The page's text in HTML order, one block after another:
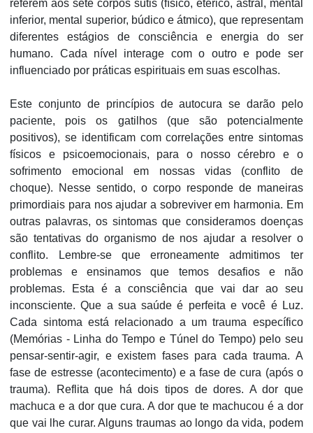
referem aos sete corpos sutis (físico, etérico, astral, mental
inferior, mental superior, búdico e átmico), que representam
diferentes estágios de consciência e energia do ser
humano. Cada nível interage com o outro e pode ser
influenciado por práticas espirituais em suas escolhas.
Este conjunto de princípios de autocura se darão pelo
paciente, pois os gatilhos (que são potencialmente
positivos), se identificam com correlações entre sintomas
físicos e psicoemocionais, para o nosso cérebro e o
sofrimento emocional em nossas vidas (conflito de
choque). Nesse sentido, o corpo responde de maneiras
primordiais para nos ajudar a sobreviver em harmonia. Em
outras palavras, os sintomas que consideramos doenças
são tentativas do organismo de nos ajudar a resolver o
conflito. Lembre-se que erroneamente admitimos ter
problemas e ensinamos que temos desafios e não
problemas. Esta é a consciência que vai dar ao seu
inconsciente. Que a sua saúde é perfeita e você é Luz.
Cada sintoma está relacionado a um trauma específico
(Memórias - Linha do Tempo e Túnel do Tempo) pelo seu
pensar-sentir-agir, e existem fases para cada trauma. A
fase de estresse (acontecimento) e a fase de cura (após o
trauma). Reflita que há dois tipos de dores. A dor que
machuca e a dor que cura. A dor que te machucou é a dor
que vai lhe curar. Alguns traumas ao longo da vida, podem